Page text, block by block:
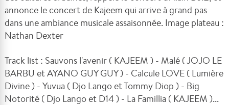
annonce le concert de Kajeem qui arrive à grand pas
dans une ambiance musicale assaisonnée. Image plateau :
Nathan Dexter
Track list : Sauvons l'avenir ( KAJEEM ) - Malé ( JOJO LE
BARBU et AYANO GUY GUY ) - Calcule LOVE ( Lumière
Divine ) - Yuvua ( Djo Lango et Tommy Diop ) - Big
Notorité ( Djo Lango et D14 ) - La Famillia ( KAJEEM )...